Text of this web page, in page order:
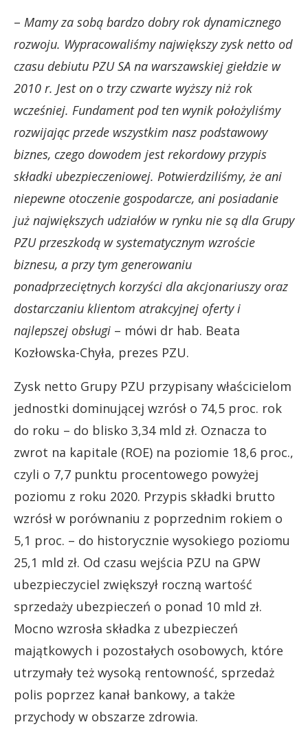
– Mamy za sobą bardzo dobry rok dynamicznego
rozwoju. Wypracowaliśmy największy zysk netto od
czasu debiutu PZU SA na warszawskiej giełdzie w
2010 r. Jest on o trzy czwarte wyższy niż rok
wcześniej. Fundament pod ten wynik położyliśmy
rozwijając przede wszystkim nasz podstawowy
biznes, czego dowodem jest rekordowy przypis
składki ubezpieczeniowej. Potwierdziliśmy, że ani
niepewne otoczenie gospodarcze, ani posiadanie
już największych udziałów w rynku nie są dla Grupy
PZU przeszkodą w systematycznym wzroście
biznesu, a przy tym generowaniu
ponadprzeciętnych korzyści dla akcjonariuszy oraz
dostarczaniu klientom atrakcyjnej oferty i
najlepszej obsługi – mówi dr hab. Beata
Kozłowska-Chyła, prezes PZU.
Zysk netto Grupy PZU przypisany właścicielom
jednostki dominującej wzrósł o 74,5 proc. rok
do roku – do blisko 3,34 mld zł. Oznacza to
zwrot na kapitale (ROE) na poziomie 18,6 proc.,
czyli o 7,7 punktu procentowego powyżej
poziomu z roku 2020. Przypis składki brutto
wzrósł w porównaniu z poprzednim rokiem o
5,1 proc. – do historycznie wysokiego poziomu
25,1 mld zł. Od czasu wejścia PZU na GPW
ubezpieczyciel zwiększył roczną wartość
sprzedaży ubezpieczeń o ponad 10 mld zł.
Mocno wzrosła składka z ubezpieczeń
majątkowych i pozostałych osobowych, które
utrzymały też wysoką rentowność, sprzedaż
polis poprzez kanał bankowy, a także
przychody w obszarze zdrowia.